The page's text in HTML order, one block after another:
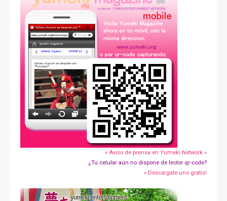
» Aviso de prensa en Yumeki Network »
¿Tu celular aún no dispone de lector qr-code?
» Descárgate uno gratis!